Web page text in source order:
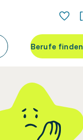
Berufe finden